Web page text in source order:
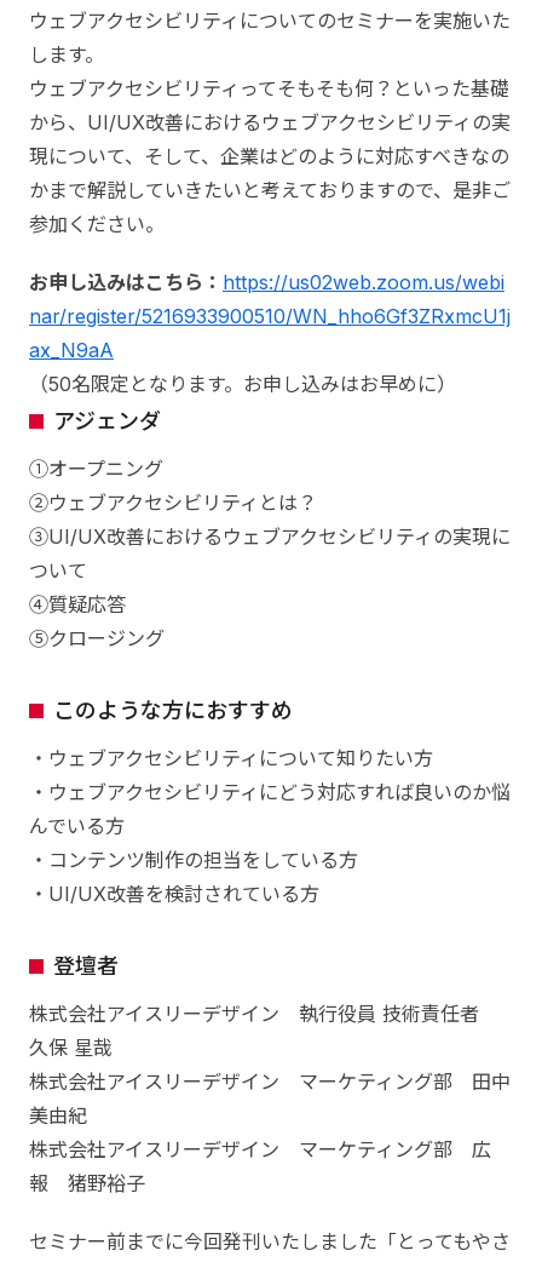
ウェブアクセシビリティについてのセミナーを実施いた
します。
ウェブアクセシビリティってそもそも何？といった基礎
から、UI/UX改善におけるウェブアクセシビリティの実
現について、そして、企業はどのように対応すべきなの
かまで解説していきたいと考えておりますので、是非ご
参加ください。
お申し込みはこちら： https://us02web.zoom.us/webi
nar/register/5216933900510/WN_hho6Gf3ZRxmcU1j
ax_N9aA
（50名限定となります。お申し込みはお早めに）
アジェンダ
①オープニング
②ウェブアクセシビリティとは？
③UI/UX改善におけるウェブアクセシビリティの実現に
ついて
④質疑応答
⑤クロージング
このような方におすすめ
・ウェブアクセシビリティについて知りたい方
・ウェブアクセシビリティにどう対応すれば良いのか悩
んでいる方
・コンテンツ制作の担当をしている方
・UI/UX改善を検討されている方
登壇者
株式会社アイスリーデザイン 執行役員 技術責任者
久保 星哉
株式会社アイスリーデザイン マーケティング部 田中
美由紀
株式会社アイスリーデザイン マーケティング部 広
報 猪野裕子
セミナー前までに今回発刊いたしました「とってもやさ